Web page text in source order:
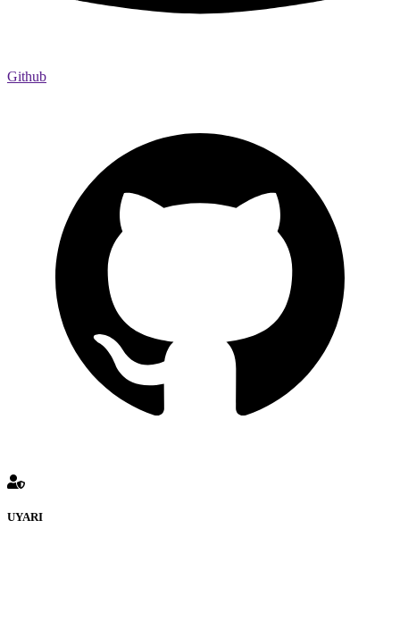
Github
UYARI